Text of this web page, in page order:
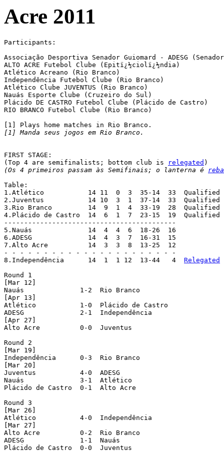
Acre 2011
Participants:
Associação Desportiva Senador Guiomard - ADESG (Senador
ALTO ACRE Futebol Clube (Epitï¿½ciolï¿½ndia)
Atlético Acreano (Rio Branco)
Independência Futebol Clube (Rio Branco)
Atlético Clube JUVENTUS (Rio Branco)
Nauás Esporte Clube (Cruzeiro do Sul)
Plácido DE CASTRO Futebol Clube (Plácido de Castro)			[1]
RIO BRANCO Futebol Clube (Rio Branco)
[1] Manda seus jogos em Rio Branco.
FIRST STAGE:
(Top 4 are semifinalists; bottom club is
relegated
(Os 4 primeiros passam às Semifinais; o lanterna é
Table:
1.Atlético	     14 11  0  3  35-14  33  Qualified
2.Juventus	     14 10  3  1  37-14  33  Qualified
3.Rio Branco	     14  9  1  4  33-19  28  Qualified
4.Plácido de Castro  14  6  1  7  23-15  19  Qualified
-------------------------------------------
5.Nauás		     14  4  4  6  18-26  16
6.ADESG		     14  4  3  7  16-31  15
7.Alto Acre	     14  3  3  8  13-25  12
- - - - - - - - - - - - - - - - - - - - - -
8.Independência	     14  1  1 12  13-44   4 Relegated
Round 1
[Mar 12]
Nauás		   1-2  Rio Branco
[Apr 13]
Atlético 	   1-0  Plácido de Castro
ADESG	 	   2-1  Independência
[Apr 27]
Alto Acre 	   0-0  Juventus
Round 2
[Mar 19]
Independência      0-3  Rio Branco
[Mar 20]
Juventus  	   4-0  ADESG
Nauás 	 	   3-1  Atlético
Plácido de Castro  0-1  Alto Acre
Round 3
[Mar 26]
Atlético 	   4-0  Independência
[Mar 27]
Alto Acre 	   0-2  Rio Branco
ADESG 		   1-1  Nauás
Plácido de Castro  0-0  Juventus